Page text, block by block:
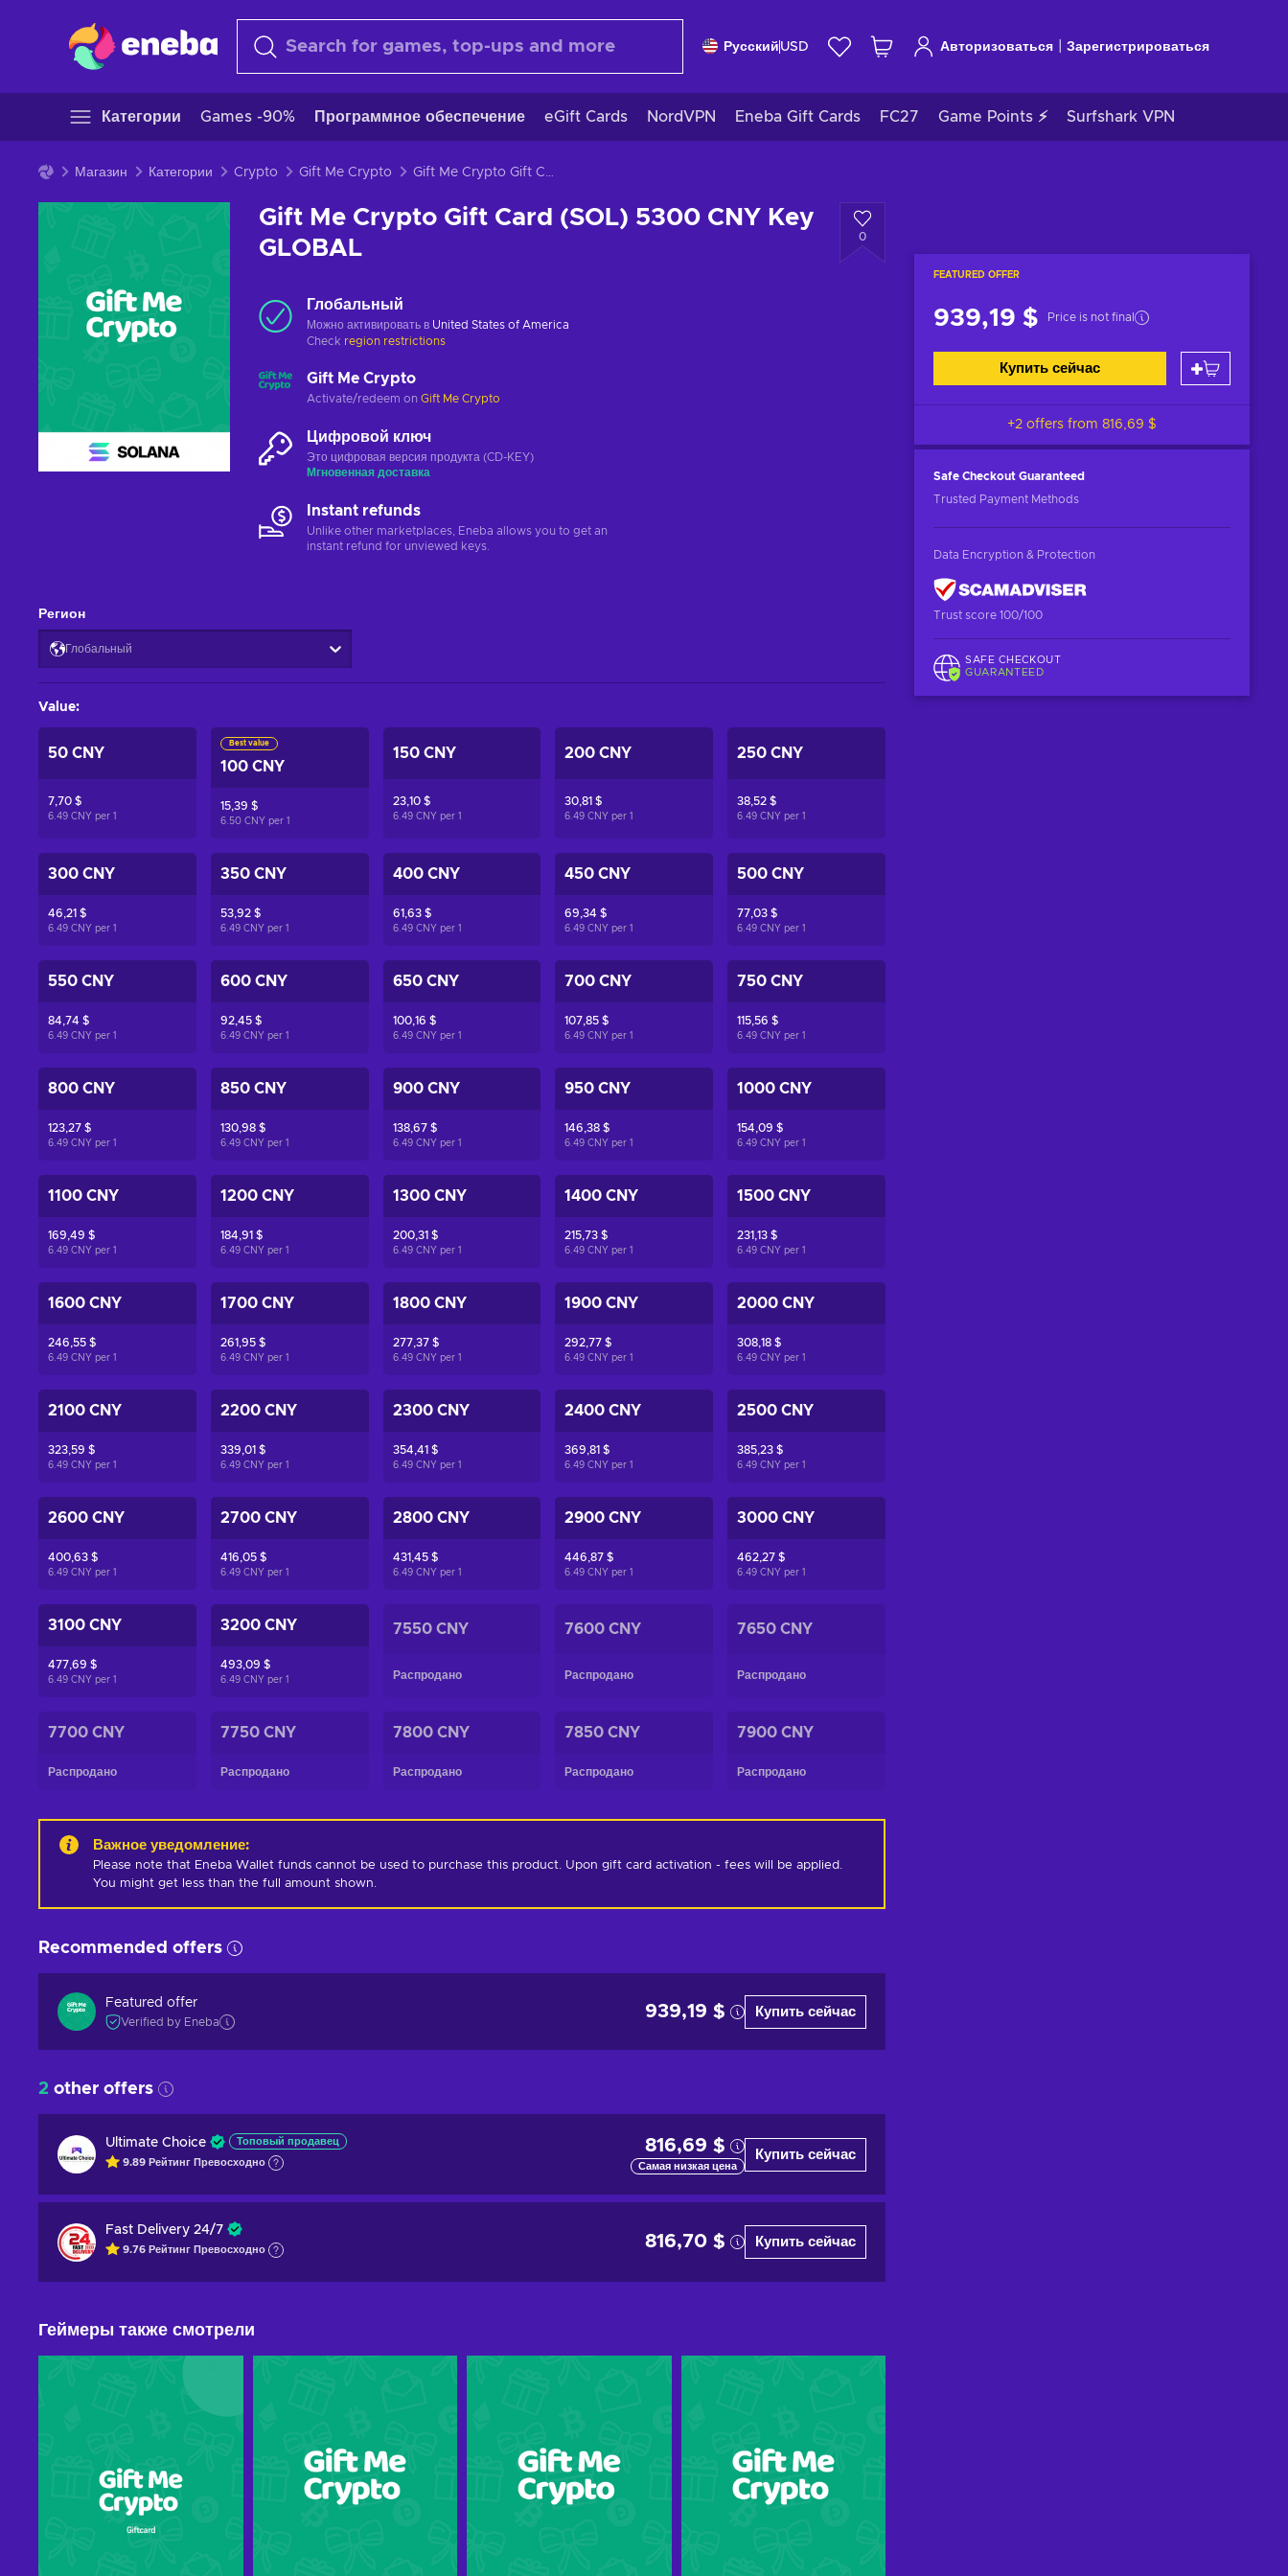
Русский USD Авторизоваться Зарегистрироваться
Категории Games -90% Программное обеспечение eGift Cards NordVPN Eneba Gift Cards FC27 Game Points ⚡ Surfshark VPN
Магазин Категории Crypto Gift Me Crypto Gift Me Crypto Gift Card (SOL) 5300 CNY Key GLOBAL
Gift Me Crypto Gift Card (SOL) 5300 CNY Key
GLOBAL
0
FEATURED OFFER
939,19 $ Price is not final
Купить сейчас
+2 offers from 816,69 $
Safe Checkout Guaranteed
Trusted Payment Methods
Data Encryption & Protection
Trust score 100/100
SAFE CHECKOUT
GUARANTEED
Глобальный
Можно активировать в United States of America
Check region restrictions
Gift Me Crypto
Activate/redeem on Gift Me Crypto
Цифровой ключ
Это цифровая версия продукта (CD-KEY)
Мгновенная доставка
Instant refunds
Unlike other marketplaces, Eneba allows you to get an
instant refund for unviewed keys.
Регион
Глобальный
Value:
50 CNY
7,70 $
6.49 CNY per 1
Best value
100 CNY
15,39 $
6.50 CNY per 1
150 CNY
23,10 $
6.49 CNY per 1
200 CNY
30,81 $
6.49 CNY per1
250 CNY
38,52 $
6.49 CNY per1
300 CNY
46,21 $
6.49 CNY per 1
350 CNY
53,92 $
6.49 CNY per 1
400 CNY
61,63 $
6.49 CNY per 1
450 CNY
69,34 $
6.49 CNY per1
500 CNY
77,03 $
6.49 CNY per1
550 CNY
84,74 $
6.49 CNY per 1
600 CNY
92,45 $
6.49 CNY per 1
650 CNY
100,16 $
6.49 CNY per 1
700 CNY
107,85 $
6.49 CNY per1
750 CNY
115,56 $
6.49 CNY per1
800 CNY
123,27 $
6.49 CNY per 1
850 CNY
130,98 $
6.49 CNY per 1
900 CNY
138,67 $
6.49 CNY per 1
950 CNY
146,38 $
6.49 CNY per1
1000 CNY
154,09 $
6.49 CNY per1
1100 CNY
169,49 $
6.49 CNY per 1
1200 CNY
184,91 $
6.49 CNY per 1
1300 CNY
200,31 $
6.49 CNY per 1
1400 CNY
215,73 $
6.49 CNY per1
1500 CNY
231,13 $
6.49 CNY per1
1600 CNY
246,55 $
6.49 CNY per 1
1700 CNY
261,95 $
6.49 CNY per 1
1800 CNY
277,37 $
6.49 CNY per 1
1900 CNY
292,77 $
6.49 CNY per1
2000 CNY
308,18 $
6.49 CNY per1
2100 CNY
323,59 $
6.49 CNY per 1
2200 CNY
339,01 $
6.49 CNY per 1
2300 CNY
354,41 $
6.49 CNY per 1
2400 CNY
369,81 $
6.49 CNY per1
2500 CNY
385,23 $
6.49 CNY per1
2600 CNY
400,63 $
6.49 CNY per 1
2700 CNY
416,05 $
6.49 CNY per 1
2800 CNY
431,45 $
6.49 CNY per 1
2900 CNY
446,87 $
6.49 CNY per1
3000 CNY
462,27 $
6.49 CNY per1
3100 CNY
477,69 $
6.49 CNY per 1
3200 CNY
493,09 $
6.49 CNY per 1
7550 CNY
Распродано
7600 CNY
Распродано
7650 CNY
Распродано
7700 CNY
Распродано
7750 CNY
Распродано
7800 CNY
Распродано
7850 CNY
Распродано
7900 CNY
Распродано
Важное уведомление:
Please note that Eneba Wallet funds cannot be used to purchase this product. Upon gift card activation - fees will be applied.
You might get less than the full amount shown.
Recommended offers
Featured offer
Verified by Eneba
939,19 $ Купить сейчас
2 other offers
Ultimate Choice Топовый продавец
9.89 Рейтинг Превосходно
816,69 $
Самая низкая цена
Купить сейчас
Fast Delivery 24/7
9.76 Рейтинг Превосходно 816,70 $ Купить сейчас
Геймеры также смотрели